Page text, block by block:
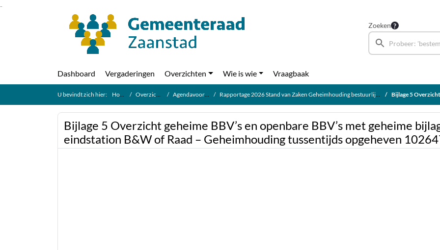
Ga naar de inhoud van deze pagina
Zoeken
Dashboard Vergaderingen Overzichten Wie is wie Vraagbaak
U bevindt zich hier: Home Overzichten Agendavoorraad Rapportage 2026 Stand van Zaken Geheimhouding bestuurlijke behandelvoorstellen Bijlage 5 Overzicht geheime BBV’s en
Bijlage 5 Overzicht geheime BBV’s en openbare BBV’s met geheime
eindstation B&W of Raad – Geheimhouding tussentijds opgeheven